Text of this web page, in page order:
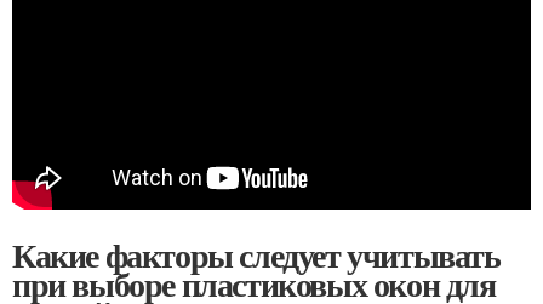
Какие факторы следует учитывать
при выборе пластиковых окон для